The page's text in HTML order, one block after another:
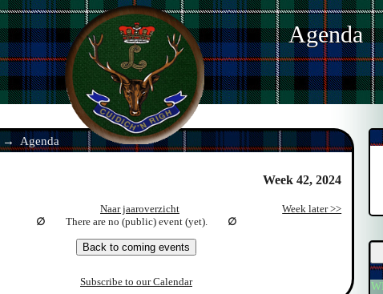
Agenda
Agenda
Week 42, 2024
Naar jaaroverzicht
Week later >>
There are no (public) event (yet).
Back to coming events
Subscribe to our Calendar